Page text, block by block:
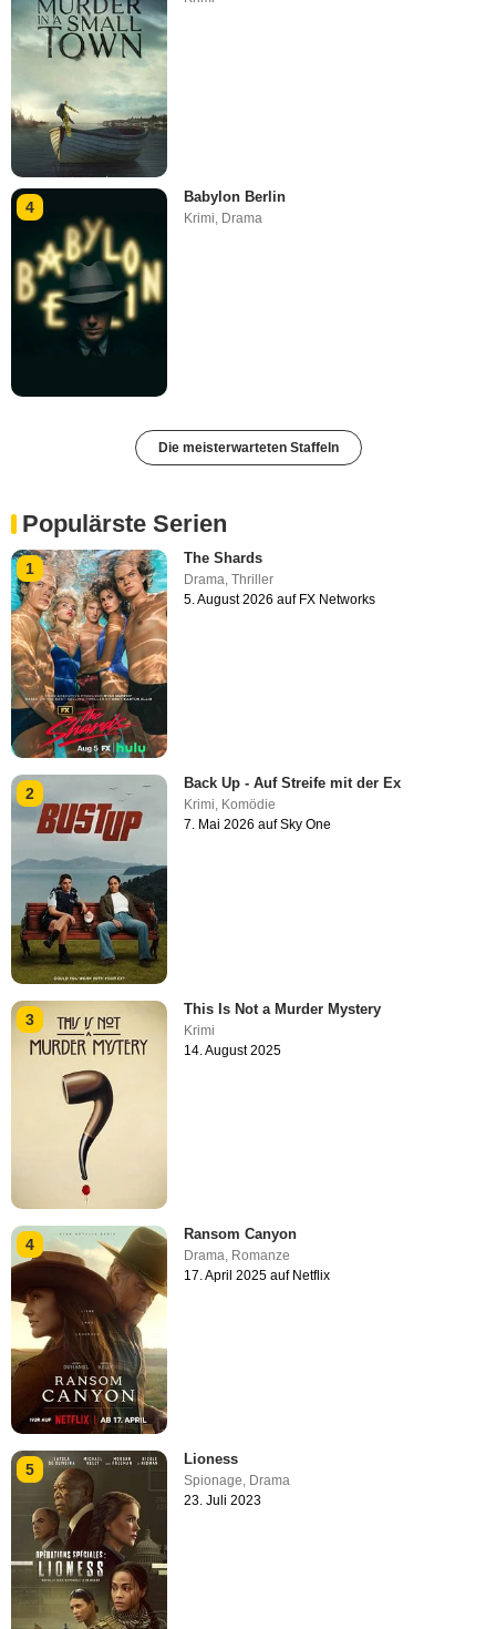
4
Babylon Berlin
Krimi Drama
Die meisterwarteten Staffeln
Populärste Serien
1
The Shards
Drama,Thriller
5. August 2026 auf FX Networks
2
Back Up - Auf Streife mit der Ex
Krimi, Komödie
7. Mai 2026 auf Sky One
3
This Is Not a Murder Mystery
Krimi
14. August 2025
4
Ransom Canyon
Drama, Romanze
17. April 2025 auf Netflix
5
Lioness
Spionage, Drama
23. Juli 2023